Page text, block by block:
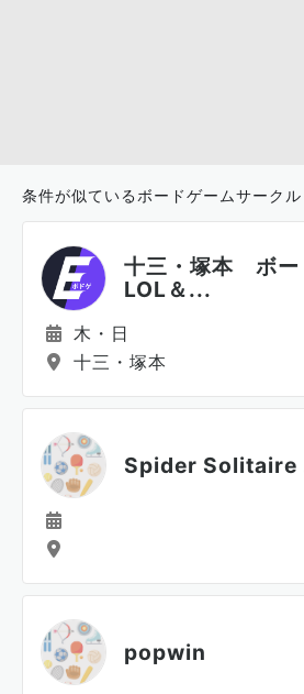
条件が似ているボードゲームサークル
十三・塚本 ボー
LOL＆...
木・日
十三・塚本
Spider Solitaire
popwin